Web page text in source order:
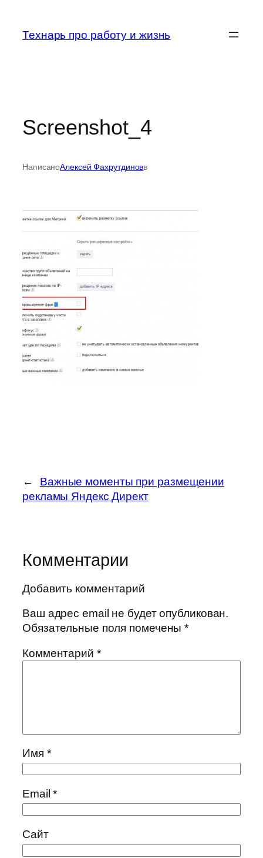
содержимому
Технарь про работу и жизнь
Screenshot_4
НаписаноАлексей Фахрутдиновв
←
Важные моменты при размещении
рекламы Яндекс Директ
Комментарии
Добавить комментарий
Ваш адрес email не будет опубликован.
Обязательные поля помечены*
Комментарий *
Имя *
Email*
Сайт